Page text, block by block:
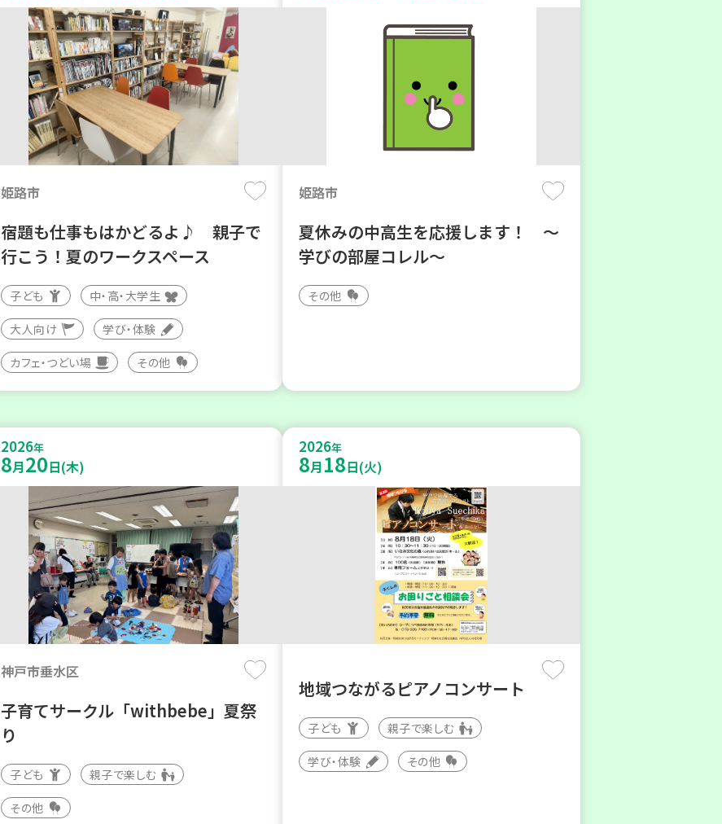
姫路市
宿題も仕事もはかどるよ♪ 親子で
行こう！夏のワークスペース
子ども 中・高・大学生
大人向け 学び・体験
カフェ・つどい場 その他
姫路市
夏休みの中高生を応援します！ ～
学びの部屋コレル～
その他
2026年
8月20日(木)
神戸市垂水区
子育てサークル「withbebe」夏祭
り
子ども 親子で楽しむ
その他
2026年
8月 18日(火)
地域つながるピアノコンサート
子ども 親子で楽しむ
学び・体験 その他